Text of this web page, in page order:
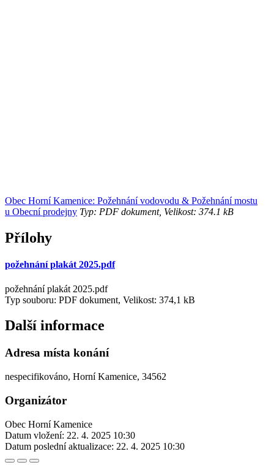
Obec Horní Kamenice: Požehnání vodovodu & Požehnání mostu
u Obecní prodejny Typ: PDF dokument, Velikost: 374.1 kB
Přílohy
požehnání plakát 2025.pdf
požehnání plakát 2025.pdf
Typ souboru: PDF dokument, Velikost: 374,1 kB
Další informace
Adresa místa konání
nespecifikováno, Horní Kamenice, 34562
Organizátor
Obec Horní Kamenice
Datum vložení: 22. 4. 2025 10:30
Datum poslední aktualizace: 22. 4. 2025 10:30